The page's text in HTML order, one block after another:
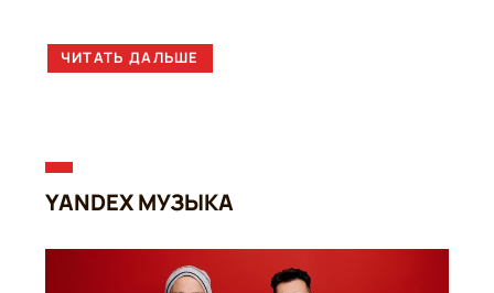
ЧИТАТЬ ДАЛЬШЕ
YANDEX МУЗЫКА